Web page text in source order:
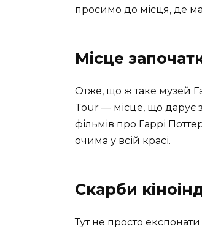
просимо до місця, де
Місце
Отже, що ж таке музей
Tour — місце, що дарує
фільмів про Гаррі
очима у всій красі.
Скарби
Тут не просто